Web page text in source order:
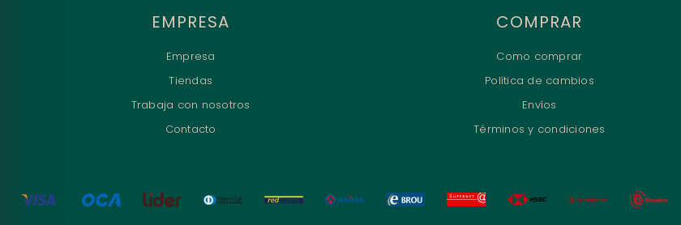
EMPRESA
Empresa
Tiendas
Trabaja con nosotros
Contacto
COMPRAR
Como comprar
Política de cambios
Envíos
Términos y condiciones